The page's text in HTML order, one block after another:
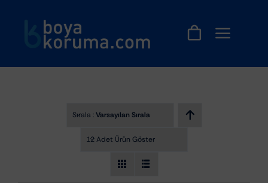
Sırala :Varsayılan Sıralama
12 Adet Ürün Göster